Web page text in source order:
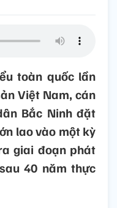
toàn quốc lần
Việt Nam, cán
Bắc Ninh đặt
lao vào một kỳ
giai đoạn phát
40 năm thực